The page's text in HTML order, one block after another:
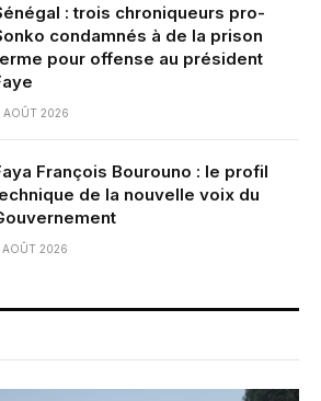
: trois chroniqueurs pro-
condamnés à de la prison
pour offense au président
AOÛT 2026
François Bourouno : le profil
de la nouvelle voix du
AOÛT 2026